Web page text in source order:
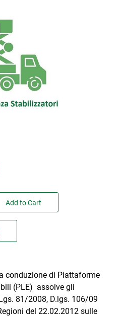
Add to Cart
conduzione di Piattaforme
(PLE) assolve gli
81/2008, D.lgs. 106/09
del 22.02.2012 sulle